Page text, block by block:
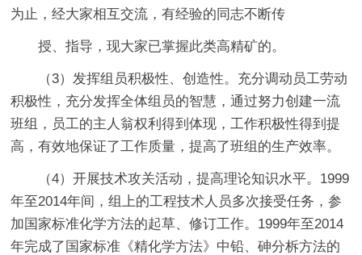
为止，经大家相互交流，有经验的同志不断传
授、指导，现大家已掌握此类高精矿的。
（3）发挥组员积极性、创造性。充分调动员工劳动
积极性，充分发挥全体组员的智慧，通过努力创建一流
班组，员工的主人翁权利得到体现，工作积极性得到提
高，有效地保证了工作质量，提高了班组的生产效率。
（4）开展技术攻关活动，提高理论知识水平。1999
年至2014年间，组上的工程技术人员多次接受任务，参
加国家标准化学方法的起草、修订工作。1999年至2014
年完成了国家标准《精化学方法》中铅、砷分柝方法的